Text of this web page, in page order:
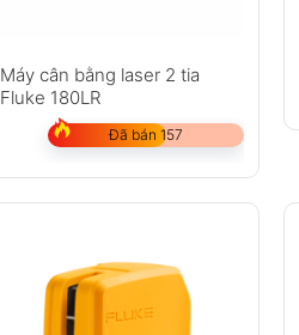
Máy cân bằng laser 2 tia
Fluke 180LR
Đã bán 157